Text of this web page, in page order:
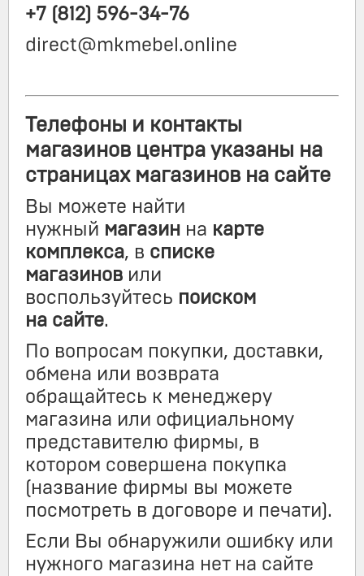
+7 (812) 596-34-76
direct@mkmebel.online
Телефоны и контакты
магазинов центра указаны на
страницах магазинов на сайте
Вы можете найти
нужный магазин на карте
комплекса, в списке
магазинов или
воспользуйтесь поиском
на сайте.
По вопросам покупки, доставки,
обмена или возврата
обращайтесь к менеджеру
магазина или официальному
представителю фирмы, в
котором совершена покупка
(название фирмы вы можете
посмотреть в договоре и печати).
Если Вы обнаружили ошибку или
нужного магазина нет на сайте